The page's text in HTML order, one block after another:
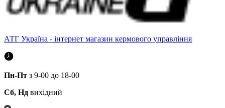
АТГ Україна - інтернет магазин кермового управління
Пн-Пт з 9-00 до 18-00
Сб, Нд вихідний